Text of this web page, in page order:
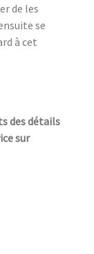
de les
se
à cet
des détails
sur